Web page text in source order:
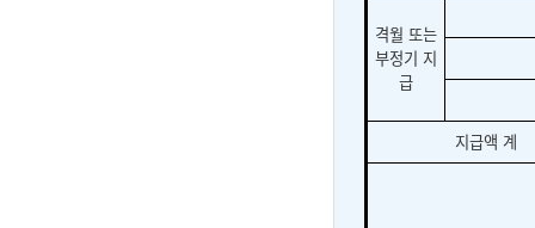
격월 또는
부정기 지
급
지급액 계